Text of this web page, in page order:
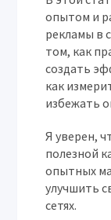
опытом и
рекламы в
том, как
создать
как
избежать
Я уверен,
полезной
опытных
улучшить
сетях.